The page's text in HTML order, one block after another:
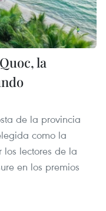
la
de la provincia
como la
lectores de la
en los premios